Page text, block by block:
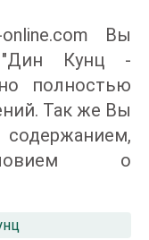
Вы
"Дин Кунц -
полностью
Так же Вы
о